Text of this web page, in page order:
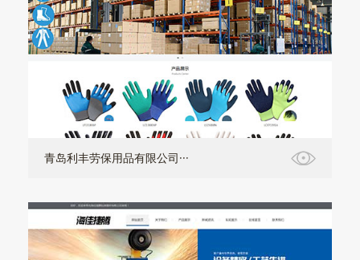
青岛利丰劳保用品有限公司···